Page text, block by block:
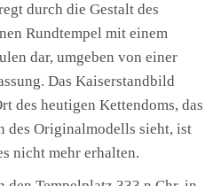
durch die Gestalt des
Rundtempel mit einem
dar, umgeben von einer
Das Kaiserstandbild
des heutigen Kettendoms, das
des Originalmodells sieht, ist
nicht mehr erhalten.